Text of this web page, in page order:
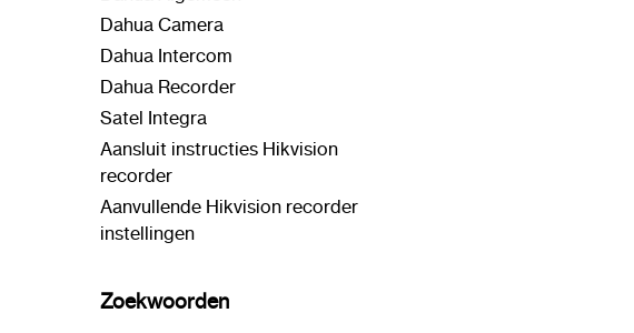
Dahua Camera
Dahua Intercom
Dahua Recorder
Satel Integra
Aansluit instructies Hikvision
recorder
Aanvullende Hikvision recorder
instellingen
Zoekwoorden